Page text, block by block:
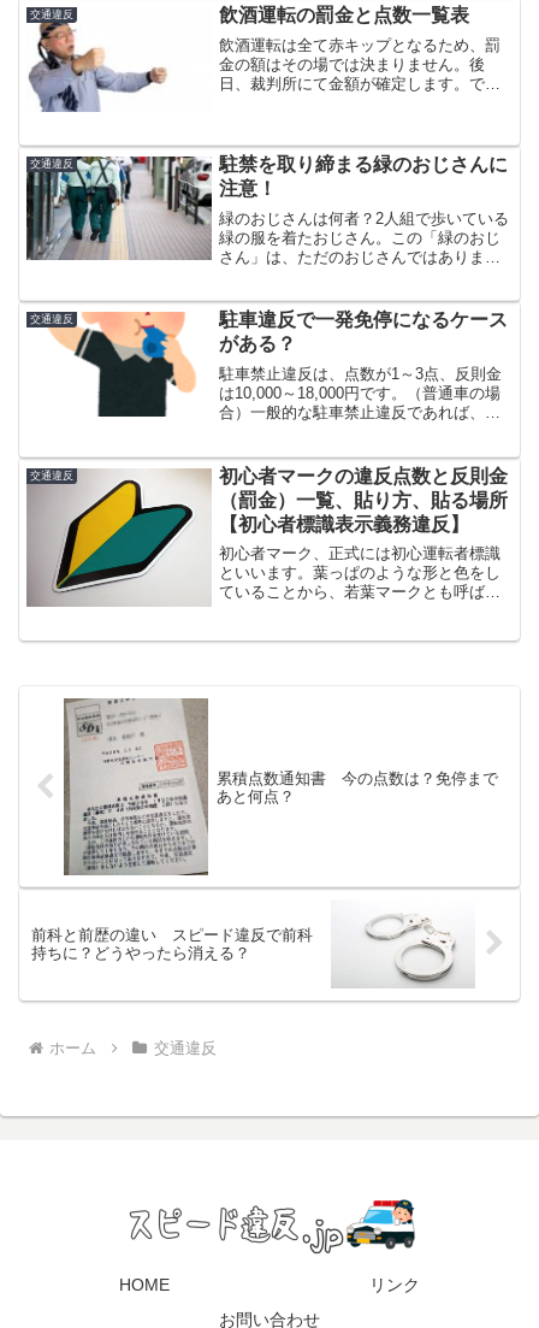
普段とは警察を目にする...
交通違反 飲酒運転の罰金と点数一覧表
飲酒運転は全て赤キップとなるため、罰
金の額はその場では決まりません。後
日、裁判所にて金額が確定します。です
りますが、実際のところ...
交通違反
駐禁を取り締まる緑のおじさんに
注意！
緑のおじさんは何者？2人組で歩いている
緑の服を着たおじさん。この「緑のおじ
さん」は、ただのおじさんではありませ
置車両の確認と確認標章の取付けを行っ
ています。つまり、警察...
交通違反
駐車違反で一発免停になるケース
がある？
駐車禁止違反は、点数が1～3点、反則金
は10,000～18,000円です。（普通車の場
合）一般的な駐車禁止違反であれば、ペ
届きません。しかし、同じように車を長
時間停め...
交通違反
初心者マークの違反点数と反則金
（罰金）一覧、貼り方、貼る場所
【初心者標識表示義務違反】
初心者マーク、正式には初心運転者標識
といいます。葉っぱのような形と色をし
ていることから、若葉マークとも呼ばれ
累積点数通知書 今の点数は？免停まで
あと何点？
前科と前歴の違い スピード違反で前科
持ちに？どうやったら消える？
ホーム 交通違反
HOME
リンク
お問い合わせ